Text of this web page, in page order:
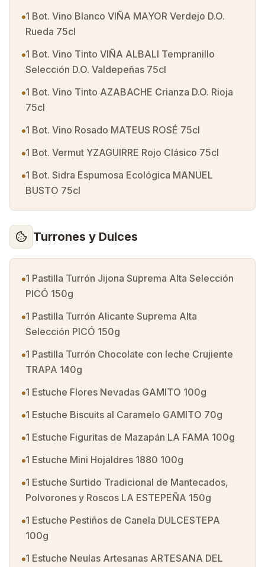
1 Bot. Vino Blanco VIÑA MAYOR Verdejo D.O.
Rueda 75cl
1 Bot. Vino Tinto VIÑA ALBALI Tempranillo
Selección D.O. Valdepeñas 75cl
1 Bot. Vino Tinto AZABACHE Crianza D.O. Rioja
75cl
1 Bot. Vino Rosado MATEUS ROSÉ 75cl
1 Bot. Vermut YZAGUIRRE Rojo Clásico 75cl
1 Bot. Sidra Espumosa Ecológica MANUEL
BUSTO 75cl
Turrones y Dulces
1 Pastilla Turrón Jijona Suprema Alta Selección
PICÓ 150g
1 Pastilla Turrón Alicante Suprema Alta
Selección PICÓ 150g
1 Pastilla Turrón Chocolate con leche Crujiente
TRAPA 140g
1 Estuche Flores Nevadas GAMITO 100g
1 Estuche Biscuits al Caramelo GAMITO 70g
1 Estuche Figuritas de Mazapán LA FAMA 100g
1 Estuche Mini Hojaldres 1880 100g
1 Estuche Surtido Tradicional de Mantecados,
Polvorones y Roscos LA ESTEPEÑA 150g
1 Estuche Pestiños de Canela DULCESTEPA
100g
1 Estuche Neulas Artesanas ARTESANA DEL